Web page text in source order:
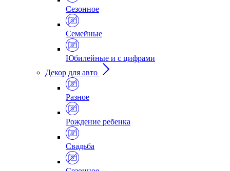
Сезонное
Семейные
Юбилейные и с цифрами
Декор для авто
Разное
Рождение ребенка
Свадьба